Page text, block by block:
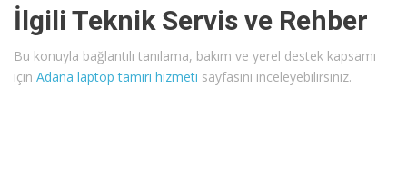
İlgili Teknik Servis ve Rehber
Bu konuyla bağlantılı tanılama, bakım ve yerel destek kapsamı
için Adana laptop tamiri hizmeti sayfasını inceleyebilirsiniz.